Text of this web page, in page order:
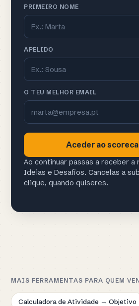
PRIMEIRO NOME
APELIDO
O TEU MELHOR EMAIL
Aceder ao
Ao continuar passas a receber
Ideias e Desafios. Cancelas a
clique, quando quiseres.
MAIS FERRAMENTAS PARA QUEM
Calculadora de Atividade → Objetivo